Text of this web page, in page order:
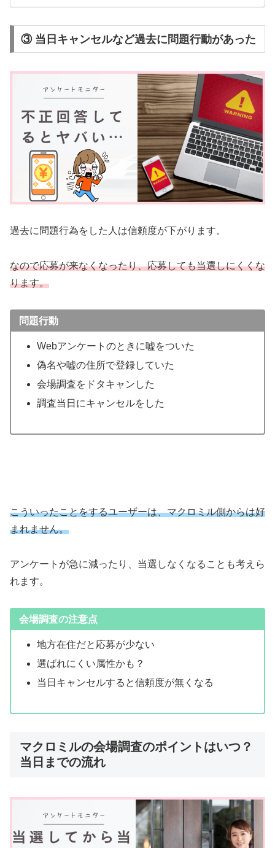
③ 当日キャンセルなど過去に問題行動があった
過去に問題行為をした人は信頼度が下がります。
なので応募が来なくなったり、応募しても当選しにくくな
ります。
問題行動
Webアンケートのときに嘘をついた
偽名や嘘の住所で登録していた
会場調査をドタキャンした
調査当日にキャンセルをした
こういったことをするユーザーは、マクロミル側からは好
まれません。
アンケートが急に減ったり、当選しなくなることも考えら
れます。
会場調査の注意点
地方在住だと応募が少ない
選ばれにくい属性かも？
当日キャンセルすると信頼度が無くなる
マクロミルの会場調査のポイントはいつ？
当日までの流れ